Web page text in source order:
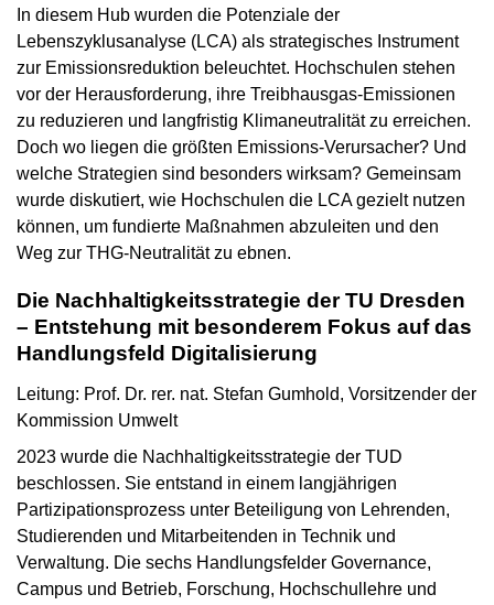
In diesem Hub wurden die Potenziale der
Lebenszyklusanalyse (LCA) als strategisches Instrument
zur Emissionsreduktion beleuchtet. Hochschulen stehen
vor der Herausforderung, ihre Treibhausgas-Emissionen
zu reduzieren und langfristig Klimaneutralität zu erreichen.
Doch wo liegen die größten Emissions-Verursacher? Und
welche Strategien sind besonders wirksam? Gemeinsam
wurde diskutiert, wie Hochschulen die LCA gezielt nutzen
können, um fundierte Maßnahmen abzuleiten und den
Weg zur THG-Neutralität zu ebnen.
Die Nachhaltigkeitsstrategie der TU Dresden
– Entstehung mit besonderem Fokus auf das
Handlungsfeld Digitalisierung
Leitung: Prof. Dr. rer. nat. Stefan Gumhold, Vorsitzender der
Kommission Umwelt
2023 wurde die Nachhaltigkeitsstrategie der TUD
beschlossen. Sie entstand in einem langjährigen
Partizipationsprozess unter Beteiligung von Lehrenden,
Studierenden und Mitarbeitenden in Technik und
Verwaltung. Die sechs Handlungsfelder Governance,
Campus und Betrieb, Forschung, Hochschullehre und